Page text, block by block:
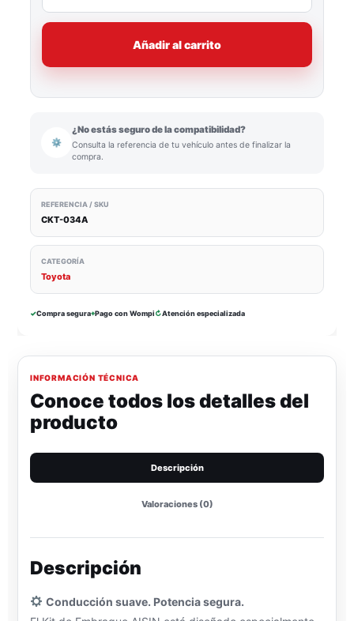
Añadir al carrito
⚙
¿No estás seguro de la compatibilidad?
Consulta la referencia de tu vehículo antes de finalizar la
compra.
REFERENCIA / SKU
CKT-034A
CATEGORÍA
Toyota
✓Compra segura⌖Pago con Wompi↻Atención especializada
INFORMACIÓN TÉCNICA
Conoce todos los detalles del
producto
Descripción
Valoraciones (0)
Descripción
Conducción suave. Potencia segura.